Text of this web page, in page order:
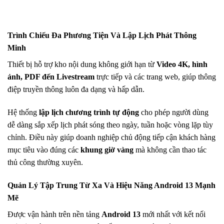
Trình Chiếu Đa Phương Tiện Và Lập Lịch Phát Thông
Minh
Thiết bị hỗ trợ kho nội dung không giới hạn từ Video 4K, hình
ảnh, PDF đến Livestream trực tiếp và các trang web, giúp thông
điệp truyền thông luôn đa dạng và hấp dẫn.
Hệ thống lập lịch chương trình tự động cho phép người dùng
dễ dàng sắp xếp lịch phát sóng theo ngày, tuần hoặc vòng lặp tùy
chỉnh. Điều này giúp doanh nghiệp chủ động tiếp cận khách hàng
mục tiêu vào đúng các khung giờ vàng mà không cần thao tác
thủ công thường xuyên.
Quản Lý Tập Trung Từ Xa Và Hiệu Năng Android 13 Mạnh
Mẽ
Được vận hành trên nền tảng Android 13 mới nhất với kết nối